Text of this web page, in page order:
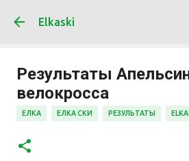
Elkaski
Результаты
велокросса
ЕЛКА ЕЛКА СКИ РЕЗУЛЬТАТЫ